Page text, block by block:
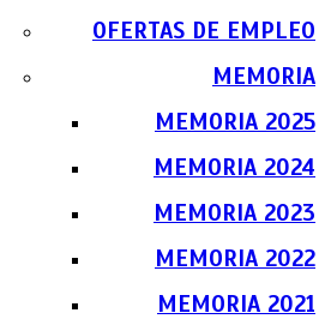
OFERTAS DE EMPLEO
MEMORIA
MEMORIA 2025
MEMORIA 2024
MEMORIA 2023
MEMORIA 2022
MEMORIA 2021